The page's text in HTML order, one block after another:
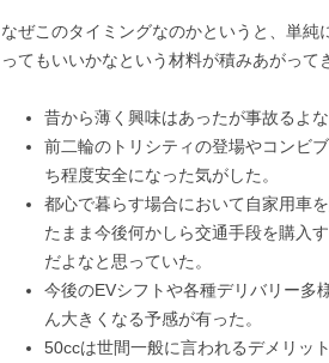
なぜこのタイミングなのかというと、単
ってもいいかなという材料が積みあがって
昔から薄く興味はあったが事故るよな
前二輪のトリシティの登場やコンビ
ち程度安全になった気がした。
都心で暮らす場合において自家用車
たまま今後何かしら交通手段を購入
だよなと思っていた。
今後のEVシフトや各種デリバリー多
ん大きくなる予感が有った。
50ccは世間一般に言われるデメリッ